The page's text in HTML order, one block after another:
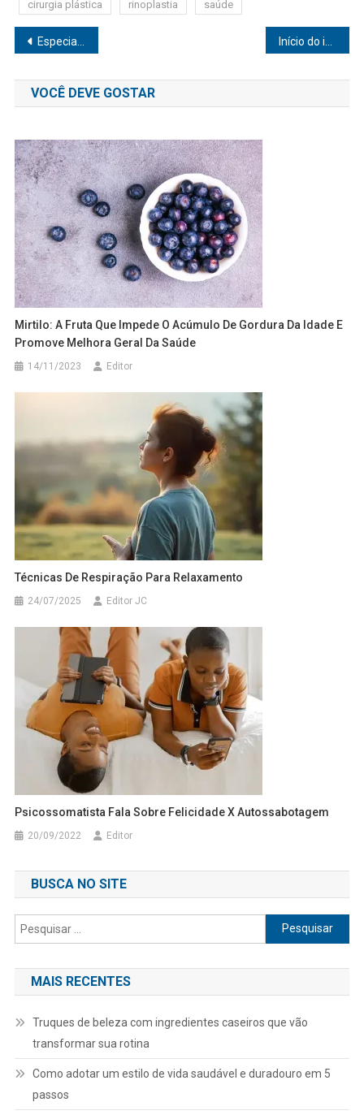
cirurgia plástica rinoplastia saúde
Navegação
de
Post
Especialista explica importância de cuidar da saúde e evitar doenças e falta de qualidade de vida
VOCÊ DEVE GOSTAR
Mirtilo: A Fruta Que Impede O Acúmulo De Gordura Da Idade E
Promove Melhora Geral Da Saúde
14/11/2023 Editor
Técnicas De Respiração Para Relaxamento
24/07/2025 Editor JC
Psicossomatista Fala Sobre Felicidade X Autossabotagem
20/09/2022 Editor
BUSCA NO SITE
Pesquisar
por:
MAIS RECENTES
Truques de beleza com ingredientes caseiros que vão
transformar sua rotina
Como adotar um estilo de vida saudável e duradouro em 5
passos